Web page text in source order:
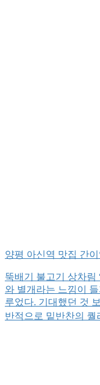
양평 아신역 맛집 간
뚝배기 불고기 상차림
와 별개라는 느낌이
루었다. 기대했던 것
반적으로 밑반찬의 퀄